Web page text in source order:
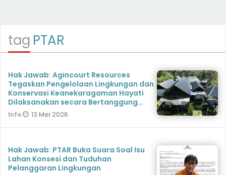
tag PTAR
Hak Jawab: Agincourt Resources
Tegaskan Pengelolaan Lingkungan dan
Konservasi Keanekaragaman Hayati
Dilaksanakan secara Bertanggung
Jawab
Info 13 Mei 2026
Hak Jawab: PTAR Buka Suara Soal Isu
Lahan Konsesi dan Tuduhan
Pelanggaran Lingkungan